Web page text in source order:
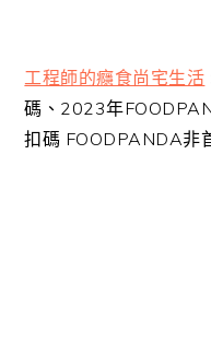
工程師的癮食尚宅生活
碼、2023年
扣碼 FOODPANDA非